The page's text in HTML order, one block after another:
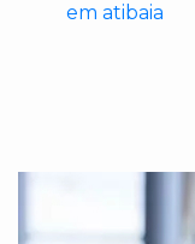
em atibaia